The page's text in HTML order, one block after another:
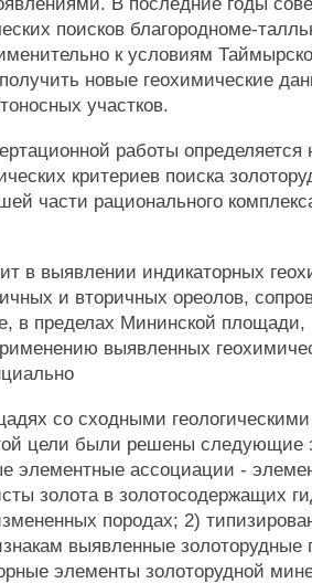
поисков благородноме-
к условиям
новые геохимические
участков.
работы
критериев поиска
части рационального
в выявлении индикаторных
и вторичных ореолов,
в пределах Мининской площади,
выявленных
со сходными
цели были решены следующие
элементные ассоциации -
золота в золотосодержащих
породах; 2)
выявленные золоторудные
элементы золоторудной